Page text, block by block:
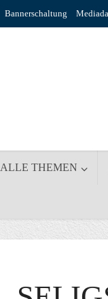
Bannerschaltung
ALLE THEMEN